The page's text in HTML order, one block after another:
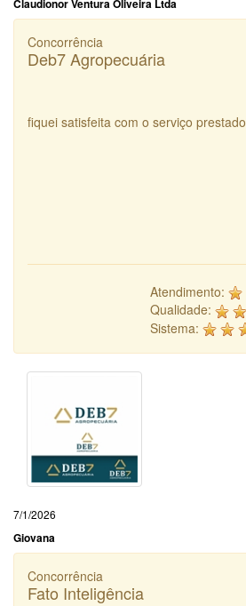
Claudionor Ventura Oliveira Ltda
Concorrência
Deb7 Agropecuária
fiquei satisfeita com o serviço prestado
Atendimento:
Qualidade:
Sistema:
7/1/2026
Giovana
Concorrência
Fato Inteligência